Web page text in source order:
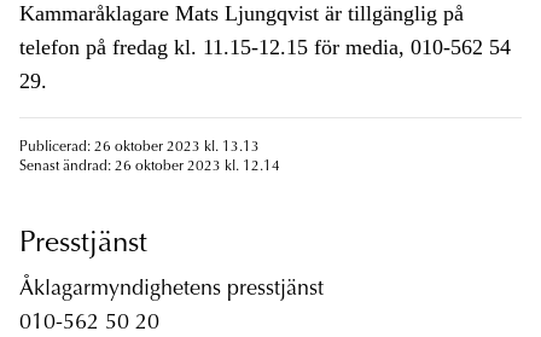
Kammaråklagare Mats Ljungqvist är tillgänglig på
telefon på fredag kl. 11.15-12.15 för media, 010-562 54
29.
Publicerad: 26 oktober 2023 kl. 13.13
Senast ändrad: 26 oktober 2023 kl. 12.14
Presstjänst
Åklagarmyndighetens presstjänst
010-562 50 20